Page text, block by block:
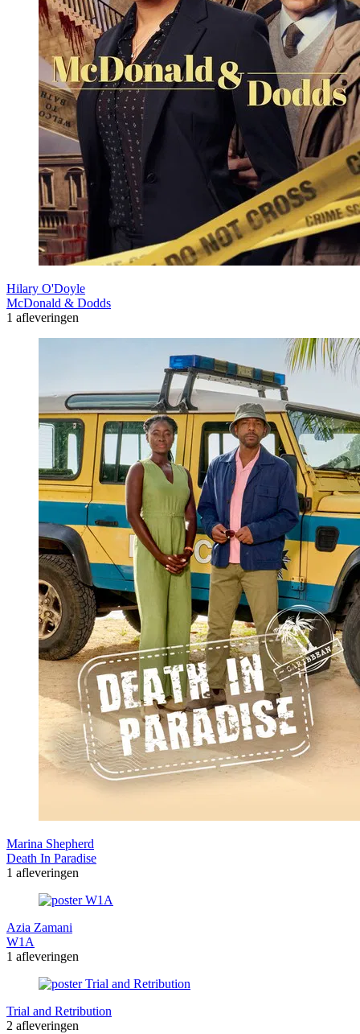
Hilary O'Doyle
McDonald & Dodds
1 afleveringen
Marina Shepherd
Death In Paradise
1 afleveringen
Azia Zamani
W1A
1 afleveringen
Trial and Retribution
2 afleveringen